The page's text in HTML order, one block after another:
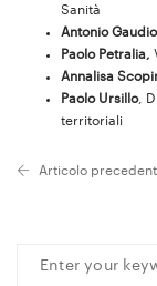
Sanità
Antonio
Paolo Petralia,
Annalisa
Paolo Ursillo,
territoriali
Articolo